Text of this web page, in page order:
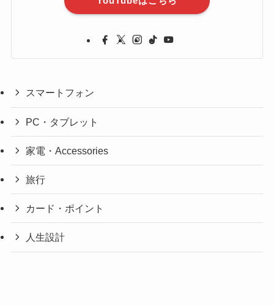
スマートフォン
PC・タブレット
家電・Accessories
旅行
カード・ポイント
人生設計